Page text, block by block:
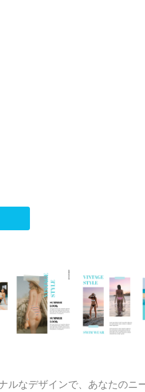
なデザインで、あなたのニ